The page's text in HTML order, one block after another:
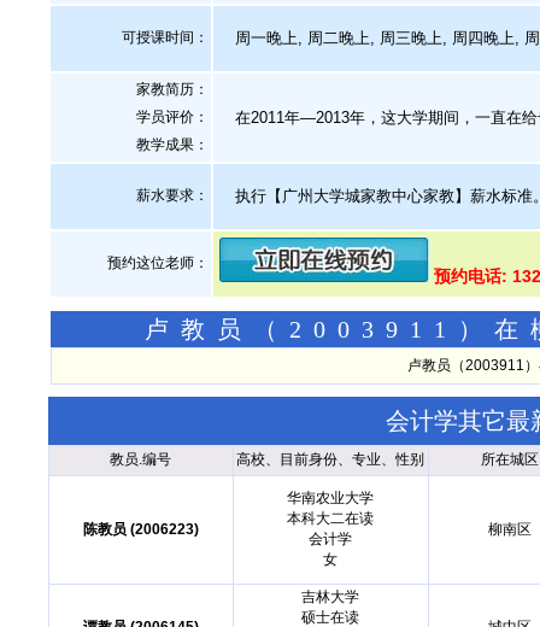
可授课时间： 周一晚上, 周二晚上, 周三晚上, 周四晚上,
家教简历：
学员评价：
教学成果：
在2011年—2013年，这大学期间，一直在
薪水要求： 执行【广州大学城家教中心家教】薪水标准
预约这位老师：
预约电话:
卢教员（2003911）在
卢教员（2003911
会计学其它最
教员.编号 高校、目前身份、专业、性别 所在城区
陈教员 (2006223)
华南农业大学
本科大二在读
会计学
女
柳南区
吉林大学
硕士在读